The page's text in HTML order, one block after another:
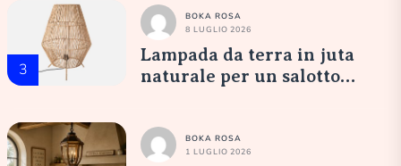
3
BOKA ROSA
8 LUGLIO 2026
Lampada da terra in juta
naturale per un salotto
BOKA ROSA
1 LUGLIO 2026